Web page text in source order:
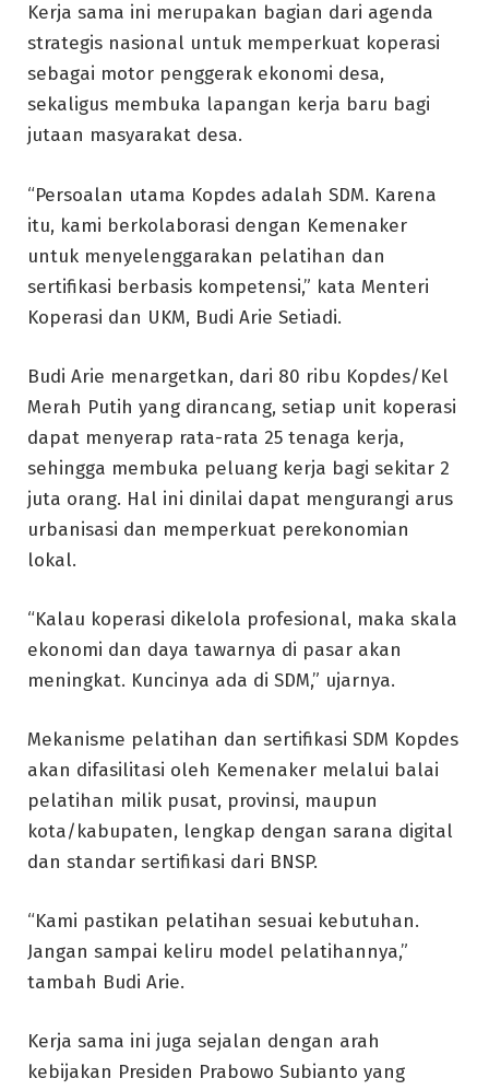
Kerja sama ini merupakan bagian dari agenda
strategis nasional untuk memperkuat koperasi
sebagai motor penggerak ekonomi desa,
sekaligus membuka lapangan kerja baru bagi
jutaan masyarakat desa.
“Persoalan utama Kopdes adalah SDM. Karena
itu, kami berkolaborasi dengan Kemenaker
untuk menyelenggarakan pelatihan dan
sertifikasi berbasis kompetensi,” kata Menteri
Koperasi dan UKM, Budi Arie Setiadi.
Budi Arie menargetkan, dari 80 ribu Kopdes/Kel
Merah Putih yang dirancang, setiap unit koperasi
dapat menyerap rata-rata 25 tenaga kerja,
sehingga membuka peluang kerja bagi sekitar 2
juta orang. Hal ini dinilai dapat mengurangi arus
urbanisasi dan memperkuat perekonomian
lokal.
“Kalau koperasi dikelola profesional, maka skala
ekonomi dan daya tawarnya di pasar akan
meningkat. Kuncinya ada di SDM,” ujarnya.
Mekanisme pelatihan dan sertifikasi SDM Kopdes
akan difasilitasi oleh Kemenaker melalui balai
pelatihan milik pusat, provinsi, maupun
kota/kabupaten, lengkap dengan sarana digital
dan standar sertifikasi dari BNSP.
“Kami pastikan pelatihan sesuai kebutuhan.
Jangan sampai keliru model pelatihannya,”
tambah Budi Arie.
Kerja sama ini juga sejalan dengan arah
kebijakan Presiden Prabowo Subianto yang